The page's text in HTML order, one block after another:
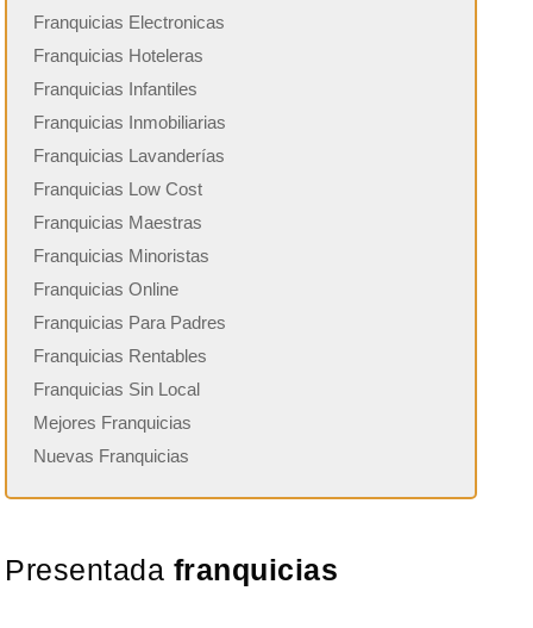
Franquicias Electronicas
Franquicias Hoteleras
Franquicias Infantiles
Franquicias Inmobiliarias
Franquicias Lavanderías
Franquicias Low Cost
Franquicias Maestras
Franquicias Minoristas
Franquicias Online
Franquicias Para Padres
Franquicias Rentables
Franquicias Sin Local
Mejores Franquicias
Nuevas Franquicias
Presentada franquicias